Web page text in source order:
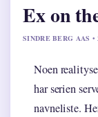
Ex on
SINDRE BERG AAS
Noen
har serien
navneliste.